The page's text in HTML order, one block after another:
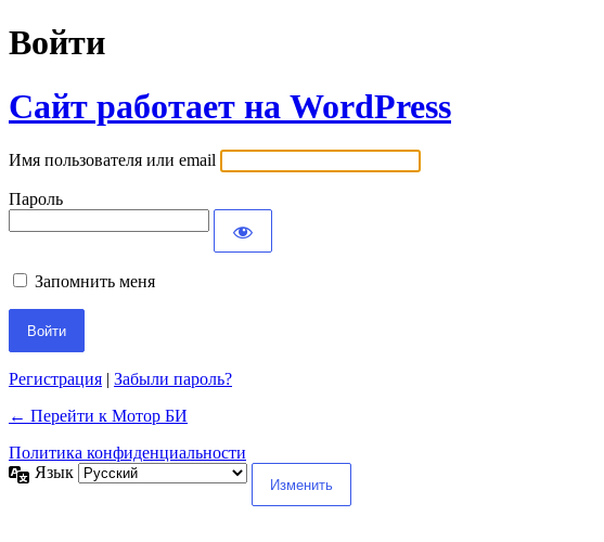
Войти
Сайт работает на WordPress
Имя пользователя или email
Пароль
Запомнить меня
Регистрация | Забыли пароль?
← Перейти к Мотор БИ
Политика конфиденциальности
Язык